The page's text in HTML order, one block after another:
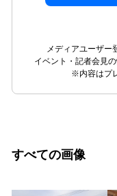
メディアユーザー
イベント・記者会見
※内容はプ
すべての画像